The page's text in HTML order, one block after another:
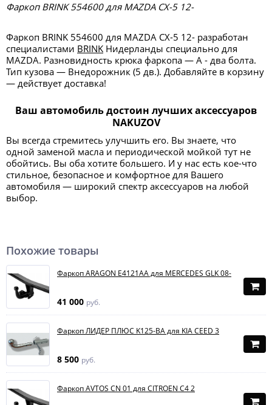
Фаркоп BRINK 554600 для MAZDA CX-5 12-
Фаркоп BRINK 554600 для MAZDA CX-5 12- разработан
специалистами BRINK Нидерланды специально для
MAZDA. Разновидность крюка фаркопа — А - два болта.
Тип кузова — Внедорожник (5 дв.). Добавляйте в корзину
— действует доставка!
Ваш автомобиль достоин лучших аксессуаров
NAKUZOV
Вы всегда стремитесь улучшить его. Вы знаете, что
одной заменой масла и периодической мойкой тут не
обойтись. Вы оба хотите большего. И у нас есть кое-что
стильное, безопасное и комфортное для Вашего
автомобиля — широкий спектр аксессуаров на любой
выбор.
Похожие товары
Фаркоп ARAGON E4121AA для MERCEDES GLK 08-
41 000 руб.
Фаркоп ЛИДЕР ПЛЮС K125-BA для KIA CEED 3
8 500 руб.
Фаркоп AVTOS CN 01 для CITROEN C4 2